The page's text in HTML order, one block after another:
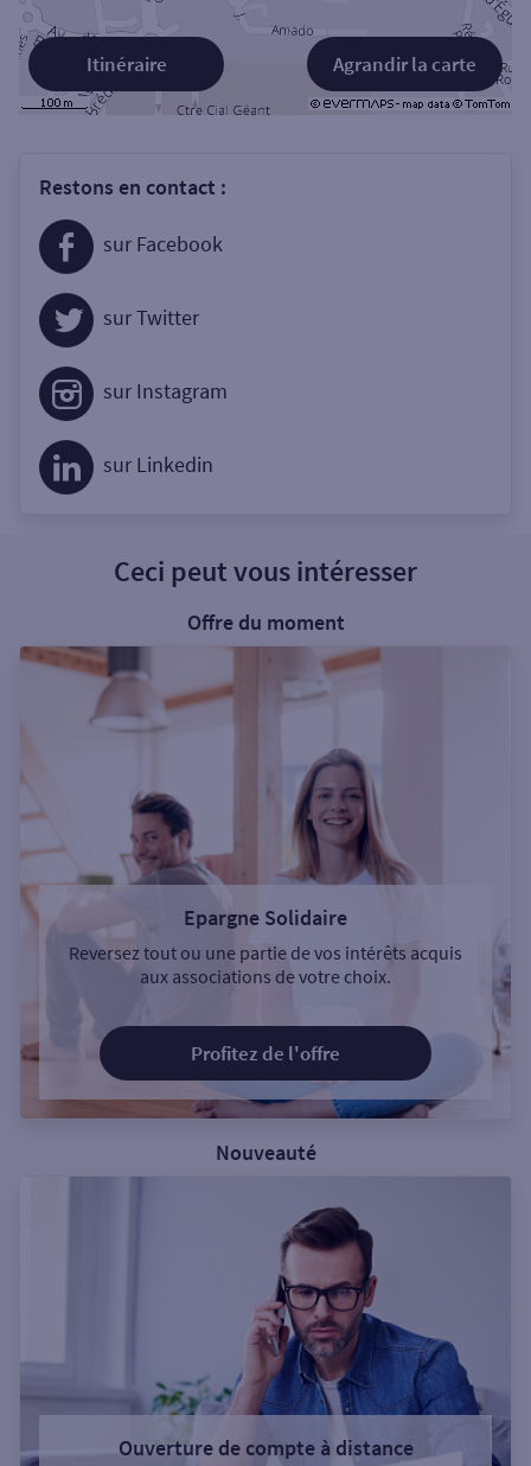
Agrandir la carte
Itinéraire
Restons en contact :
sur Facebook
sur Twitter
sur Instagram
sur Linkedin
Ceci peut vous intéresser
Offre du moment
Epargne Solidaire
Reversez tout ou une partie de vos intérêts acquis
aux associations de votre choix.
Profitez de l'offre
Nouveauté
Ouverture de compte à distance